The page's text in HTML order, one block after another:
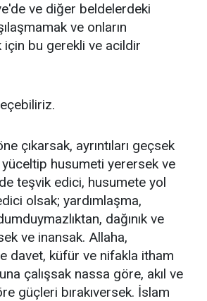
ve diğer beldelerdeki
ve onların
için bu gerekli ve acildir
çıkarsak, ayrıntıları geçsek
yüceltip husumeti yerersek ve
teşvik edici, husumete yol
olsak; yardımlaşma,
dağınık ve
ve inansak. Allaha,
davet, küfür ve nifakla itham
çalışsak nassa göre, akıl ve
güçleri bırakıversek. İslam